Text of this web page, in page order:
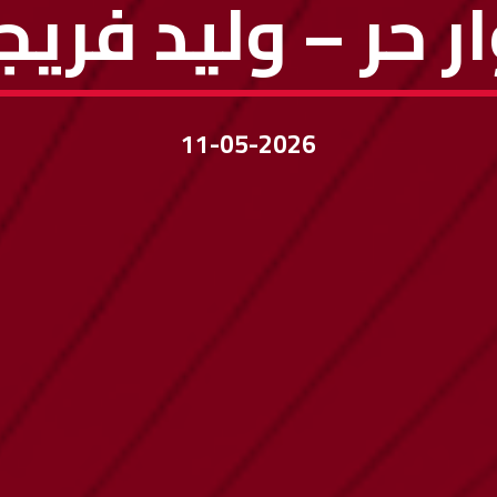
حر – وليد
11-05-2026